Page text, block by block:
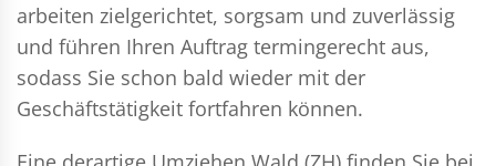
arbeiten zielgerichtet, sorgsam und zuverlässig
und führen Ihren Auftrag termingerecht aus,
sodass Sie schon bald wieder mit der
Geschäftstätigkeit fortfahren können.